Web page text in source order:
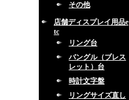
その他
店舗ディスプレイ用品e
tc
リング台
バングル（ブレス
レット）台
時計文字盤
リングサイズ直し